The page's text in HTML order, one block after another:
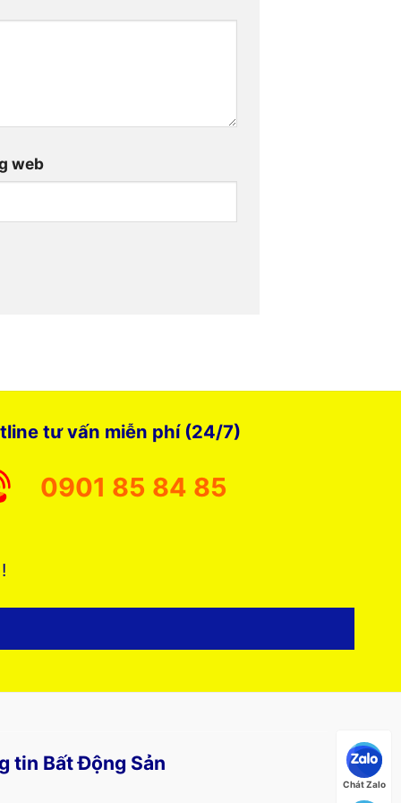
web
tư vấn miễn phí (24/7)
0901 85 84 85
tin Bất Động Sản
Chát Zalo